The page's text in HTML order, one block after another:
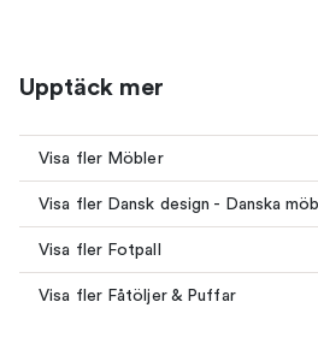
Upptäck mer
Visa fler Möbler
Visa fler Dansk design - Danska
Visa fler Fotpall
Visa fler Fåtöljer & Puffar